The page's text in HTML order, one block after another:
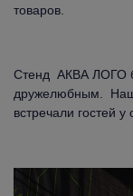
товаров.
Стенд АКВА ЛОГО
дружелюбным.
встречали гостей у